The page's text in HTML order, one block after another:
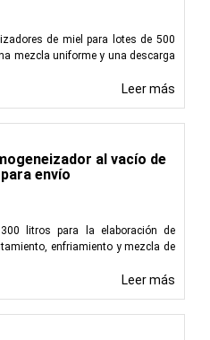
de miel para lotes de 500
mezcla uniforme y una descarga
Leer más
al vacío de
envío
litros para la elaboración de
enfriamiento y mezcla de
Leer más